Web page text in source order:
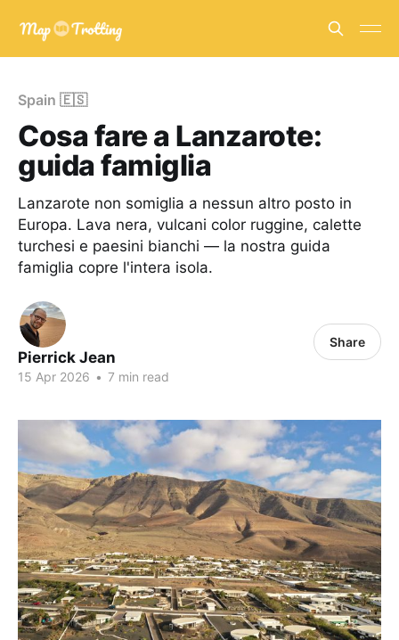
Spain 🇪🇸
Cosa fare a Lanzarote:
guida famiglia
Lanzarote non somiglia a nessun altro posto in
Europa. Lava nera, vulcani color ruggine, calette
turchesi e paesini bianchi — la nostra guida
famiglia copre l'intera isola.
Pierrick Jean
15 Apr 2026 • 7 min read
Share